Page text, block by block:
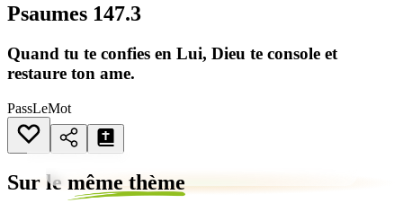
Psaumes 147.3
Quand tu te confies en Lui, Dieu te console et
restaure ton ame.
PassLeMot
Sur le même thème